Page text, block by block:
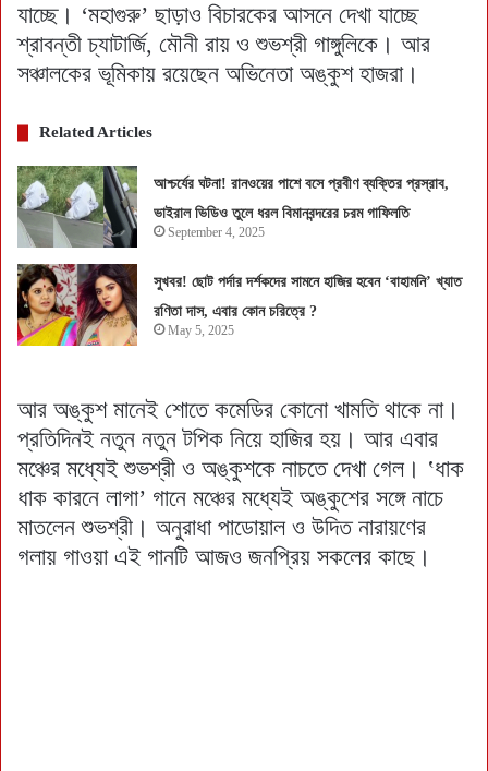
যাচ্ছে। ‘মহাগুরু’ ছাড়াও বিচারকের আসনে দেখা যাচ্ছে
শ্রাবন্তী চ্যাটার্জি, মৌনী রায় ও শুভশ্রী গাঙ্গুলিকে। আর
সঞ্চালকের ভূমিকায় রয়েছেন অভিনেতা অঙ্কুশ হাজরা।
Related Articles
আশ্চর্যের ঘটনা! রানওয়ের পাশে বসে প্রবীণ ব্যক্তির প্রস্রাব,
ভাইরাল ভিডিও তুলে ধরল বিমানবন্দরের চরম গাফিলতি
September 4, 2025
সুখবর! ছোট পর্দার দর্শকদের সামনে হাজির হবেন ‘বাহামনি’ খ্যাত
রণিতা দাস, এবার কোন চরিত্রে ?
May 5, 2025
আর অঙ্কুশ মানেই শোতে কমেডির কোনো খামতি থাকে না।
প্রতিদিনই নতুন নতুন টপিক নিয়ে হাজির হয়। আর এবার
মঞ্চের মধ্যেই শুভশ্রী ও অঙ্কুশকে নাচতে দেখা গেল। ‛ধাক
ধাক কারনে লাগা’ গানে মঞ্চের মধ্যেই অঙ্কুশের সঙ্গে নাচে
মাতলেন শুভশ্রী। অনুরাধা পাডোয়াল ও উদিত নারায়ণের
গলায় গাওয়া এই গানটি আজও জনপ্রিয় সকলের কাছে।